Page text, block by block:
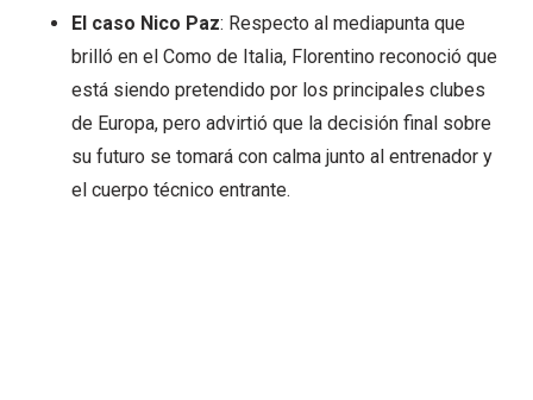
El caso Nico Paz: Respecto al mediapunta que
brilló en el Como de Italia, Florentino reconoció que
está siendo pretendido por los principales clubes
de Europa, pero advirtió que la decisión final sobre
su futuro se tomará con calma junto al entrenador y
el cuerpo técnico entrante.